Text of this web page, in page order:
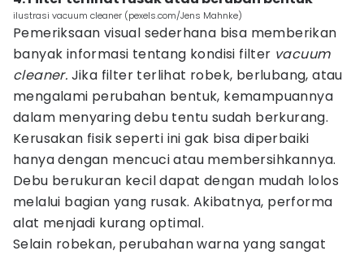
ilustrasi vacuum cleaner (pexels.com/Jens Mahnke)
Pemeriksaan visual sederhana bisa memberikan
banyak informasi tentang kondisi filter vacuum
cleaner. Jika filter terlihat robek, berlubang, atau
mengalami perubahan bentuk, kemampuannya
dalam menyaring debu tentu sudah berkurang.
Kerusakan fisik seperti ini gak bisa diperbaiki
hanya dengan mencuci atau membersihkannya.
Debu berukuran kecil dapat dengan mudah lolos
melalui bagian yang rusak. Akibatnya, performa
alat menjadi kurang optimal.
Selain robekan, perubahan warna yang sangat